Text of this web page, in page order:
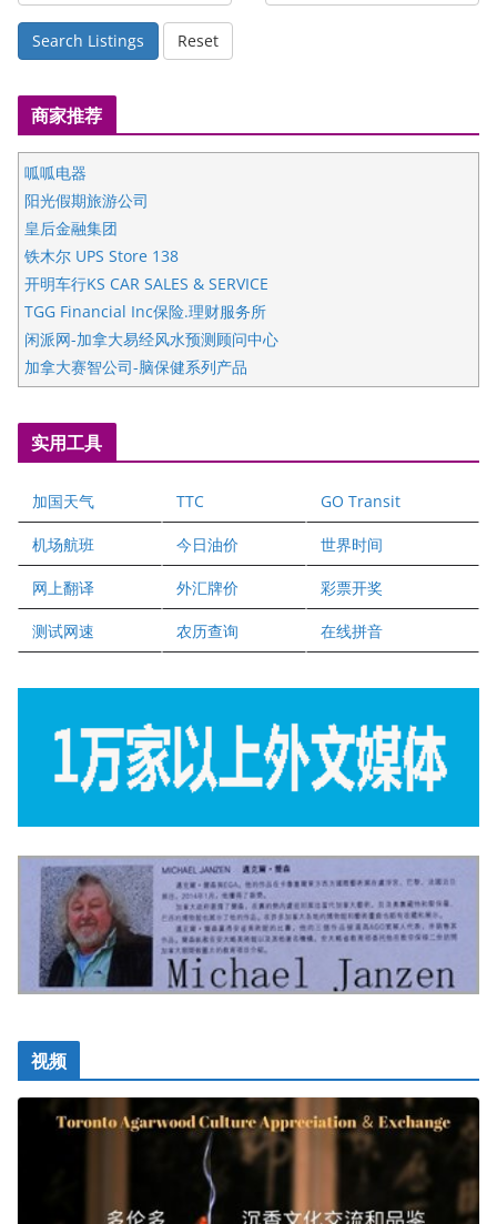
Search Listings Reset
商家推荐
呱呱电器
阳光假期旅游公司
皇后金融集团
铁木尔 UPS Store 138
开明车行KS CAR SALES & SERVICE
TGG Financial Inc保险.理财服务所
闲派网-加拿大易经风水预测顾问中心
加拿大赛智公司-脑保健系列产品
五星国艺拍卖及评估公司
国际注册执业营养师公会
爱德华连锁酒店万锦分店
健健宝公司
二十一世纪美联地产公司
全球趋势移民留学
盛达资本
正点印艺设计
实用工具
加国天气 TTC GO Transit
机场航班 今日油价 世界时间
网上翻译 外汇牌价 彩票开奖
测试网速 农历查询 在线拼音
视频